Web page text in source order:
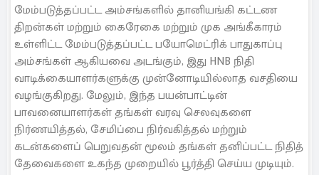
மேம்படுத்தப்பட்ட அம்சங்களில் தானியங்கி கட்டண
திறன்கள் மற்றும் கைரேகை மற்றும் முக அங்கீகாரம்
உள்ளிட்ட மேம்படுத்தப்பட்ட பயோமெட்ரிக் பாதுகாப்பு
அம்சங்கள் ஆகியவை அடங்கும், இது HNB நிதி
வாடிக்கையாளர்களுக்கு முன்னோடியில்லாத வசதியை
வழங்குகிறது. மேலும், இந்த பயன்பாட்டின்
பாவனையாளர்கள் தங்கள் வரவு செலவுகளை
நிர்ணயித்தல், சேமிப்பை நிர்வகித்தல் மற்றும்
கடன்களைப் பெறுவதன் மூலம் தங்கள் தனிப்பட்ட நிதித்
தேவைகளை உகந்த முறையில் பூர்த்தி செய்ய முடியும்.